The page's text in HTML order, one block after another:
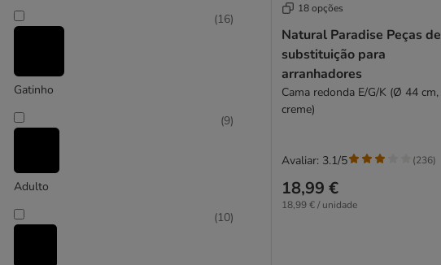
Gatinho
(16)
Adulto
(9)
(10)
18 opções
Natural Paradise Peças de
substituição para
arranhadores
Cama redonda E/G/K (Ø 44 cm,
creme)
18,99 €
18,99 € / unidade
Avaliar: 3.1/5 (236)